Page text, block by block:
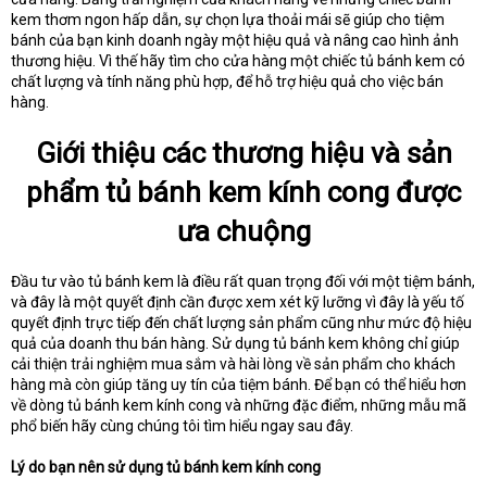
kem thơm ngon hấp dẫn, sự chọn lựa thoải mái sẽ giúp cho tiệm
bánh của bạn kinh doanh ngày một hiệu quả và nâng cao hình ảnh
thương hiệu. Vì thế hãy tìm cho cửa hàng một chiếc tủ bánh kem có
chất lượng và tính năng phù hợp, để hỗ trợ hiệu quả cho việc bán
hàng.
Giới thiệu các thương hiệu và sản
phẩm tủ bánh kem kính cong được
ưa chuộng
Đầu tư vào tủ bánh kem là điều rất quan trọng đối với một tiệm bánh,
và đây là một quyết định cần được xem xét kỹ lưỡng vì đây là yếu tố
quyết định trực tiếp đến chất lượng sản phẩm cũng như mức độ hiệu
quả của doanh thu bán hàng. Sử dụng tủ bánh kem không chỉ giúp
cải thiện trải nghiệm mua sắm và hài lòng về sản phẩm cho khách
hàng mà còn giúp tăng uy tín của tiệm bánh. Để bạn có thể hiểu hơn
về dòng tủ bánh kem kính cong và những đặc điểm, những mẫu mã
phổ biến hãy cùng chúng tôi tìm hiểu ngay sau đây.
Lý do bạn nên sử dụng tủ bánh kem kính cong